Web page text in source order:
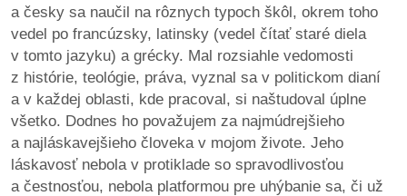
a česky sa naučil na rôznych typoch škôl, okrem toho
vedel po francúzsky, latinsky (vedel čítať staré diela
v tomto jazyku) a grécky. Mal rozsiahle vedomosti
z histórie, teológie, práva, vyznal sa v politickom dianí
a v každej oblasti, kde pracoval, si naštudoval úplne
všetko. Dodnes ho považujem za najmúdrejšieho
a najláskavejšieho človeka v mojom živote. Jeho
láskavosť nebola v protiklade so spravodlivosťou
a čestnosťou, nebola platformou pre uhýbanie sa, či už